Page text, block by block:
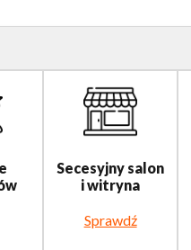
Secesyjny salon
i witryna
Sprawdź